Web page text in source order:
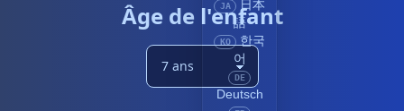
JA
日本
語
KO
한국
어
DE
Deutsch
Âge de l'enfant